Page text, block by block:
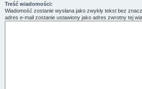
Treść wiadomości:
Wiadomość zostanie wysłana jako zwykły tekst bez
adres e-mail zostanie ustawiony jako adres zwrotny tej